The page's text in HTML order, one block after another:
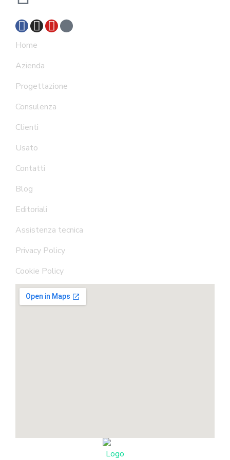
Home
Azienda
Progettazione
Consulenza
Clienti
Usato
Contatti
Blog
Editoriali
Assistenza tecnica
Privacy Policy
Cookie Policy